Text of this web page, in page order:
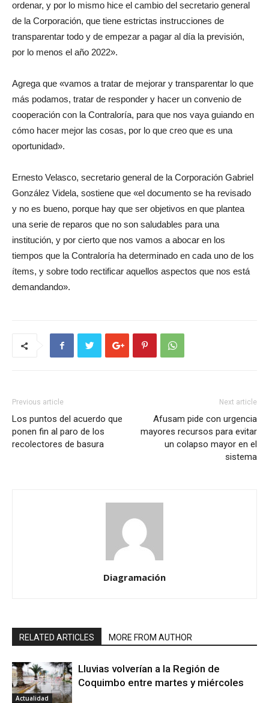
ordenar, y por lo mismo hice el cambio del secretario general
de la Corporación, que tiene estrictas instrucciones de
transparentar todo y de empezar a pagar al día la previsión,
por lo menos el año 2022».
Agrega que «vamos a tratar de mejorar y transparentar lo que
más podamos, tratar de responder y hacer un convenio de
cooperación con la Contraloría, para que nos vaya guiando en
cómo hacer mejor las cosas, por lo que creo que es una
oportunidad».
Ernesto Velasco, secretario general de la Corporación Gabriel
González Videla, sostiene que «el documento se ha revisado
y no es bueno, porque hay que ser objetivos en que plantea
una serie de reparos que no son saludables para una
institución, y por cierto que nos vamos a abocar en los
tiempos que la Contraloría ha determinado en cada uno de los
ítems, y sobre todo rectificar aquellos aspectos que nos está
demandando».
Previous article
Los puntos del acuerdo que
ponen fin al paro de los
recolectores de basura
Next article
Afusam pide con urgencia
mayores recursos para evitar
un colapso mayor en el
sistema
Diagramación
RELATED ARTICLES MORE FROM AUTHOR
Actualidad
Lluvias volverían a la Región de
Coquimbo entre martes y miércoles